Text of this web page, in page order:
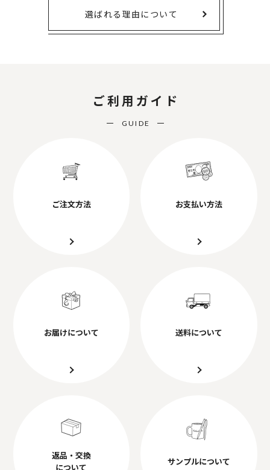
選ばれる理由について
ご利用ガイド
GUIDE
ご注文方法 お支払い方法
お届けについて 送料について
返品・交換
について
サンプルについて